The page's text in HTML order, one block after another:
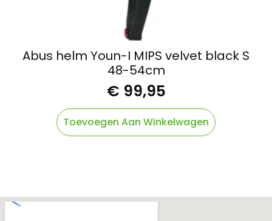
Abus helm Youn-I MIPS velvet black S
48-54cm
€ 99,95
Toevoegen Aan Winkelwagen